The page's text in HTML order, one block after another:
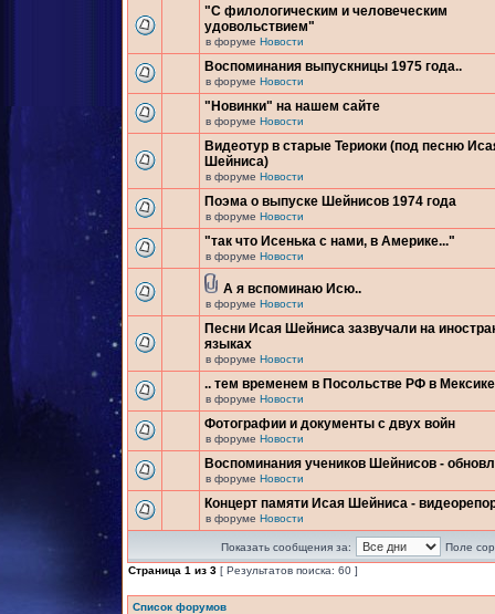
"С филологическим и человеческим
удовольствием"
в форуме Новости
Воспоминания выпускницы 1975 года..
в форуме Новости
"Новинки" на нашем сайте
в форуме Новости
Видеотур в старые Териоки (под песню
Шейниса)
в форуме Новости
Поэма о выпуске Шейнисов 1974 года
в форуме Новости
"так что Исенька с нами, в Америке..."
в форуме Новости
А я вспоминаю Исю..
в форуме Новости
Песни Исая Шейниса зазвучали на
языках
в форуме Новости
.. тем временем в Посольстве РФ в
в форуме Новости
Фотографии и документы с двух войн
в форуме Новости
Воспоминания учеников Шейнисов -
в форуме Новости
Концерт памяти Исая Шейниса -
в форуме Новости
Показать сообщения за:
Поле
Страница 1 из 3 [ Результатов поиска: 60 ]
Список форумов